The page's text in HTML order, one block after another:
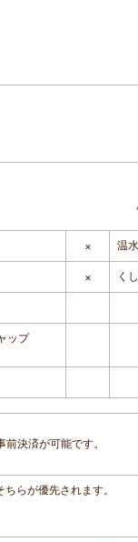
× 温
× く
ップ
決済が可能です。
らが優先されます。